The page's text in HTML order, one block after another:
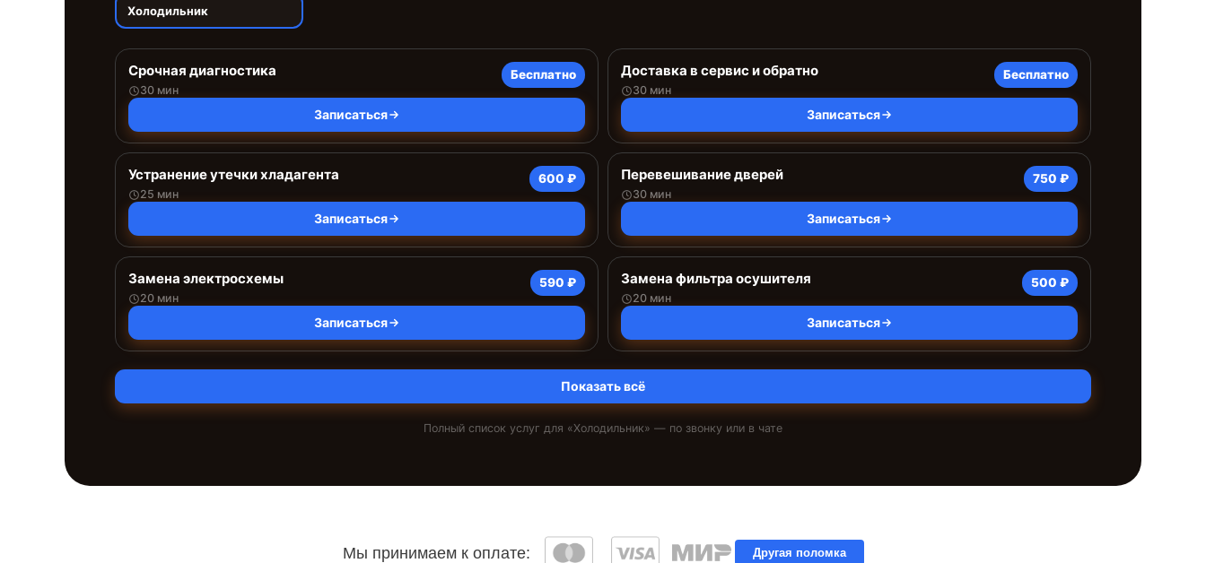
Холодильник
Срочная диагностика
30 мин
Бесплатно
Записаться
Доставка в сервис и обратно
30 мин
Бесплатно
Записаться
Устранение утечки хладагента
25 мин
600 ₽
Записаться
Перевешивание дверей
30 мин
750 ₽
Записаться
Замена электросхемы
20 мин
590 ₽
Записаться
Замена фильтра осушителя
20 мин
500 ₽
Записаться
Показать всё
Полный список услуг для «Холодильник» — по звонку или в чате
Мы принимаем к оплате: Другая поломка